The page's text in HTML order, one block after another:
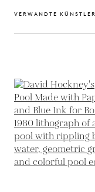
VERWANDTE KÜNSTLER